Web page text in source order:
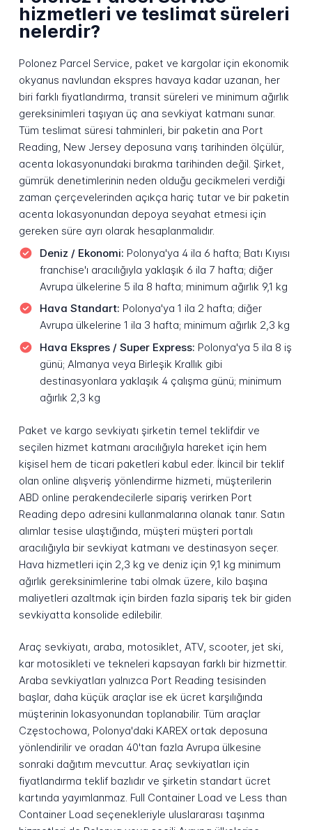
hizmetleri ve teslimat süreleri
nelerdir?
Polonez Parcel Service, paket ve kargolar için ekonomik
okyanus navlundan ekspres havaya kadar uzanan, her
biri farklı fiyatlandırma, transit süreleri ve minimum ağırlık
gereksinimleri taşıyan üç ana sevkiyat katmanı sunar.
Tüm teslimat süresi tahminleri, bir paketin ana Port
Reading, New Jersey deposuna varış tarihinden ölçülür,
acenta lokasyonundaki bırakma tarihinden değil. Şirket,
gümrük denetimlerinin neden olduğu gecikmeleri verdiği
zaman çerçevelerinden açıkça hariç tutar ve bir paketin
acenta lokasyonundan depoya seyahat etmesi için
gereken süre ayrı olarak hesaplanmalıdır.
Deniz / Ekonomi: Polonya'ya 4 ila 6 hafta; Batı Kıyısı
franchise'ı aracılığıyla yaklaşık 6 ila 7 hafta; diğer
Avrupa ülkelerine 5 ila 8 hafta; minimum ağırlık 9,1 kg
Hava Standart: Polonya'ya 1 ila 2 hafta; diğer
Avrupa ülkelerine 1 ila 3 hafta; minimum ağırlık 2,3 kg
Hava Ekspres / Super Express: Polonya'ya 5 ila 8 iş
günü; Almanya veya Birleşik Krallık gibi
destinasyonlara yaklaşık 4 çalışma günü; minimum
ağırlık 2,3 kg
Paket ve kargo sevkiyatı şirketin temel teklifdir ve
seçilen hizmet katmanı aracılığıyla hareket için hem
kişisel hem de ticari paketleri kabul eder. İkincil bir teklif
olan online alışveriş yönlendirme hizmeti, müşterilerin
ABD online perakendecilerle sipariş verirken Port
Reading depo adresini kullanmalarına olanak tanır. Satın
alımlar tesise ulaştığında, müşteri müşteri portalı
aracılığıyla bir sevkiyat katmanı ve destinasyon seçer.
Hava hizmetleri için 2,3 kg ve deniz için 9,1 kg minimum
ağırlık gereksinimlerine tabi olmak üzere, kilo başına
maliyetleri azaltmak için birden fazla sipariş tek bir giden
sevkiyatta konsolide edilebilir.
Araç sevkiyatı, araba, motosiklet, ATV, scooter, jet ski,
kar motosikleti ve tekneleri kapsayan farklı bir hizmettir.
Araba sevkiyatları yalnızca Port Reading tesisinden
başlar, daha küçük araçlar ise ek ücret karşılığında
müşterinin lokasyonundan toplanabilir. Tüm araçlar
Częstochowa, Polonya'daki KAREX ortak deposuna
yönlendirilir ve oradan 40'tan fazla Avrupa ülkesine
sonraki dağıtım mevcuttur. Araç sevkiyatları için
fiyatlandırma teklif bazlıdır ve şirketin standart ücret
kartında yayımlanmaz. Full Container Load ve Less than
Container Load seçenekleriyle uluslararası taşınma